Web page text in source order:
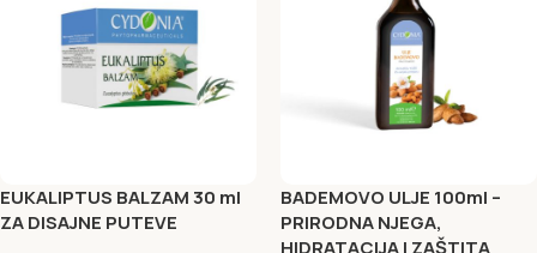
EUKALIPTUS BALZAM 30 ml
ZA DISAJNE PUTEVE
BADEMOVO ULJE 100ml –
PRIRODNA NJEGA,
HIDRATACIJA I ZAŠTITA